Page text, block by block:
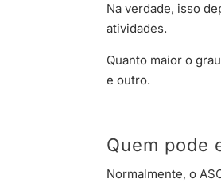
Na verdade, isso
atividades.
Quanto maior o
e outro.
Quem pode
Normalmente, o